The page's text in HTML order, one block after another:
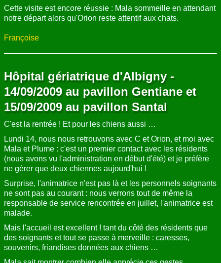
Cette visite est encore réussie : Mala sommeille en attendant
notre départ alors qu'Orion reste attentif aux chats.
Françoise
Hôpital gériatrique d'Albigny -
14/09/2009 au pavillon Gentiane et
15/09/2009 au pavillon Santal
C'est la rentrée ! Et pour les chiens aussi …
Lundi 14, nous nous retrouvons avec C et Orion, et moi avec
Mala et Plume : c'est un premier contact avec les résidents
(nous avons vu l'administration en début d'été) et je préfère
ne gérer que deux chiennes aujourd'hui !
Surprise, l'animatrice n'est pas là et les personnels soignants
ne sont pas au courant : nous verrons tout de même la
responsable de service rencontrée en juillet, l'animatrice est
malade.
Mais l'accueil est excellent ! tant du côté des résidents que
des soignants et tout se passe à merveille : caresses,
souvenirs, friandises données aux chiens …